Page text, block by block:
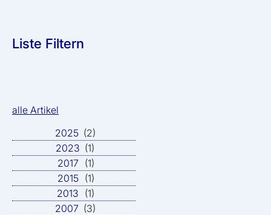
Liste Filtern
alle Artikel
2025 (2)
2023 (1)
2017 (1)
2015 (1)
2013 (1)
2007 (3)